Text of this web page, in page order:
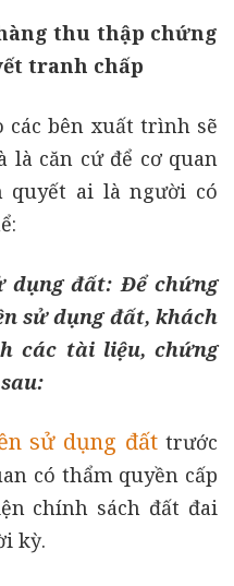
thu thập chứng
tranh chấp
các bên xuất trình sẽ
căn cứ để cơ quan
quyết ai là người có
dụng đất: Để chứng
sử dụng đất, khách
các tài liệu, chứng
sử dụng đấttrước
có thẩm quyền cấp
chính sách đất đai
kỳ.